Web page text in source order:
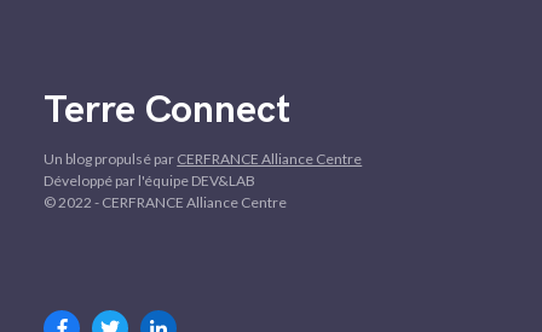
Terre Connect
Un blog propulsé par CERFRANCE Alliance Centre
Développé par l'équipe DEV&LAB
© 2022 - CERFRANCE Alliance Centre